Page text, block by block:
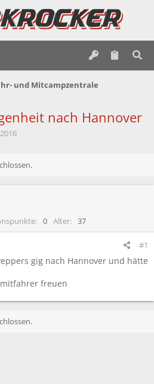
und Mitcampzentrale
nach Hannover
0 Alter 37
#1
gig nach Hannover und hätte
freuen